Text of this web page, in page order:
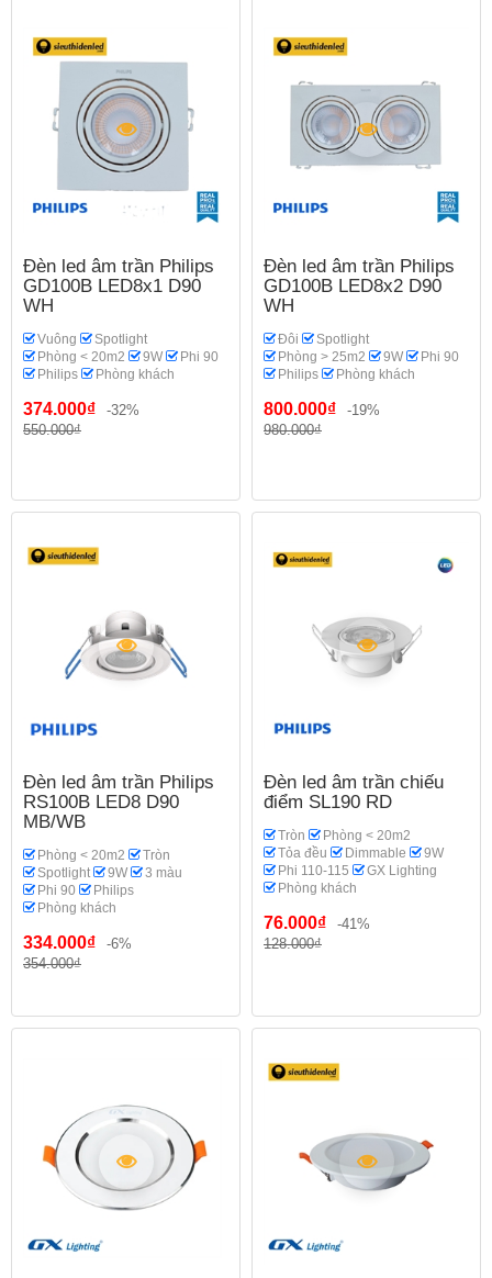
Đèn led âm trần Philips
GD100B LED8x1 D90
WH
Vuông
Spotlight
Phòng < 20m2
9W
Phi 90
Philips
Phòng khách
374.000₫
-32%
550.000₫
Đèn led âm trần Philips
GD100B LED8x2 D90
WH
Đôi
Spotlight
Phòng > 25m2
9W
Phi 90
Philips
Phòng khách
800.000₫
-19%
980.000₫
Đèn led âm trần Philips
RS100B LED8 D90
MB/WB
Phòng < 20m2
Tròn
Spotlight
9W
3 màu
Phi 90
Philips
Phòng khách
334.000₫
-6%
354.000₫
Đèn led âm trần chiếu
điểm SL190 RD
Tròn
Phòng < 20m2
Tỏa đều
Dimmable
9W
Phi 110-115
GX Lighting
Phòng khách
76.000₫
-41%
128.000₫